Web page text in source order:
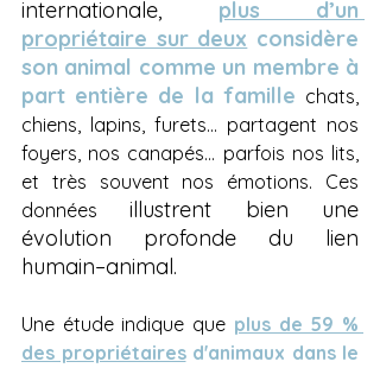
internationale, plus d’un
propriétaire sur deux considère
son animal comme un membre à
part entière de la famille chats,
chiens, lapins, furets... partagent nos
foyers, nos canapés… parfois nos lits,
et très souvent nos émotions. Ces
données illustrent bien une
évolution profonde du lien
humain–animal.
Une étude indique que plus de 59 %
des propriétaires d'animaux dans le